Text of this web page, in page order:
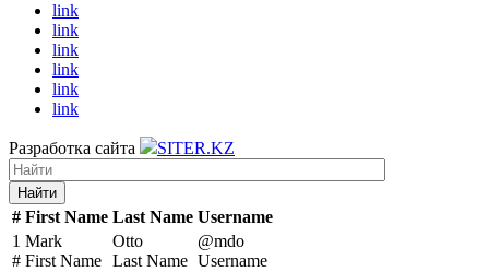
link
link
link
link
link
link
Разработка сайта SITER.KZ
Найти
# First Name Last Name Username
1
#
Mark
First Name
Otto
Last Name
@mdo
Username